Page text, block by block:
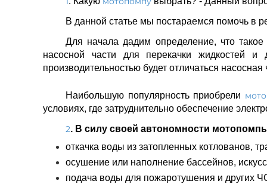
В данной статье мы постараемся помочь в
Для начала дадим определение, что
насосной части для перекачки жидкостей
производительностью будет отличаться
Наибольшую популярность приобрели
условиях, где затруднительно обеспечение
2. В силу своей автономности
откачка воды из затопленных котлованов,
осушение или наполнение бассейнов,
подача воды для пожаротушения и других